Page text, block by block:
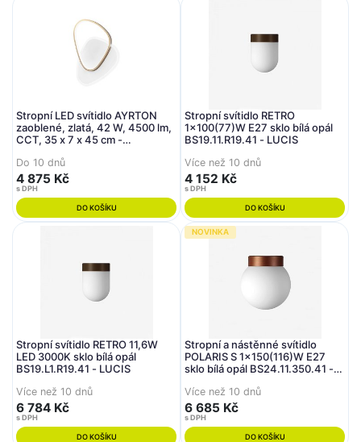
Stropní LED svítidlo AYRTON
zaoblené, zlatá, 42 W, 4500 lm,
CCT, 35 x 7 x 45 cm -
Do 10 dnů
4 875 Kč
s DPH
DO KOŠÍKU
Stropní svítidlo RETRO
1x100(77)W E27 sklo bílá opál
BS19.11.R19.41 - LUCIS
Více než 10 dnů
4 152 Kč
s DPH
DO KOŠÍKU
Stropní svítidlo RETRO 11,6W
LED 3000K sklo bílá opál
BS19.L1.R19.41 - LUCIS
Více než 10 dnů
6 784 Kč
s DPH
DO KOŠÍKU
NOVINKA
Stropní a nástěnné svítidlo
POLARIS S 1x150(116)W E27
sklo bílá opál BS24.11.350.41 -
Více než 10 dnů
6 685 Kč
s DPH
DO KOŠÍKU